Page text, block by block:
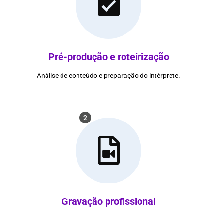
Pré-produção e roteirização
Análise de conteúdo e preparação do intérprete.
2
Gravação profissional